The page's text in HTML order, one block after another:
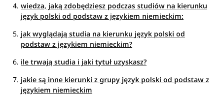
wiedza, jaką zdobędziesz podczas studiów na kierunku
język polski od podstaw z językiem niemieckim:
jak wyglądają studia na kierunku język polski od
podstaw z językiem niemieckim?
ile trwają studia i jaki tytuł uzyskasz?
jakie są inne kierunki z grupy język polski od podstaw z
językiem niemieckim